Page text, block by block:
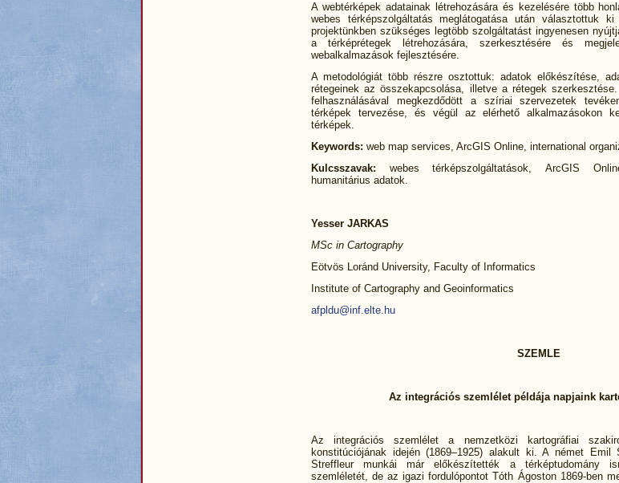
A webtérképek adatainak létrehozására és kezelésére több
webes térképszolgáltatás meglátogatása után választottuk
projektünkben szükséges legtöbb szolgáltatást ingyenesen
a térképrétegek létrehozására, szerkesztésére és
webalkalmazások fejlesztésére.
A metodológiát több részre osztottuk: adatok előkészítése,
rétegeinek az összekapcsolása, illetve a rétegek
felhasználásával megkezdődött a szíriai szervezetek
térképek tervezése, és végül az elérhető alkalmazásokon
térképek.
Keywords: web map services, ArcGIS Online, international
Kulcsszavak: webes térképszolgáltatások,
ArcGIS
humanitárius adatok.
Yesser JARKAS
MSc in Cartography
Eötvös Loránd University, Faculty of Informatics
Institute of Cartography and Geoinformatics
afpldu@inf.elte.hu
SZEMLE
Az integrációs szemlélet példája napjaink
Az integrációs szemlélet a nemzetközi kartográfiai
konstitúciójának idején (1869–1925) alakult ki. A német
Streffleur munkái már előkészítették a térképtudomány
szemléletét, de az igazi fordulópontot Tóth Ágoston 1869-ben